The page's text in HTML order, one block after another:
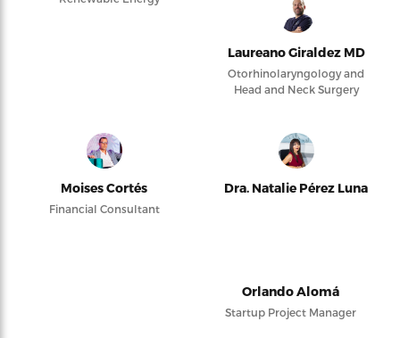
Laureano Giraldez MD
Otorhinolaryngology and
Head and Neck Surgery
Moises Cortés
Financial Consultant
Dra. Natalie Pérez Luna
Orlando Alomá
Startup Project Manager